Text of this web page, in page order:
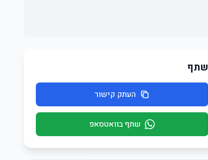
שתף
העתק קישור
שתף בוואטסאפ